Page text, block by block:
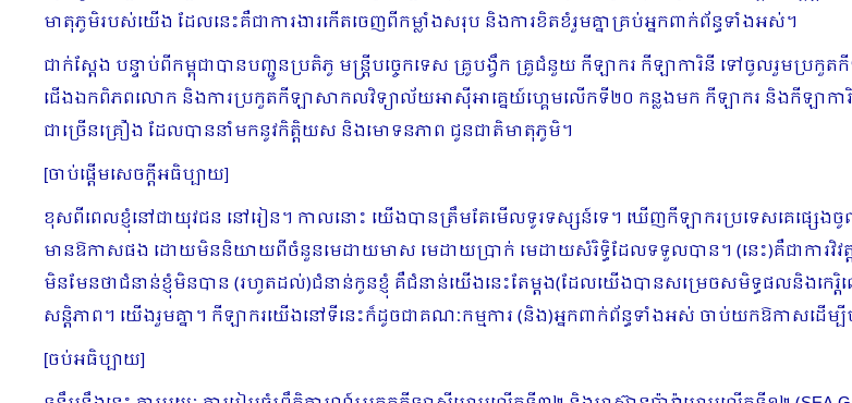
មាតុភូមិរបស់យើង ដែលនេះគឺជាការងារកើតចេញពីកម្លាំងសរុប និងការខិតខំរួមគ្នាគ្រប់អ្នកពាក់ព័ន្ធទាំងអស់។
ជាក់ស្តែង បន្ទាប់ពីកម្ពុជាបានបញ្ជូនប្រតិភូ មន្ត្រីបច្ចេកទេស គ្រូបង្វឹក គ្រូជំនួយ កីឡាករ កីឡាការិនី ទៅចូលរួមប្រ
ជើងឯកពិភពលោក និងការប្រកួតកីឡាសាកលវិទ្យាល័យអាស៊ីអាគ្នេយ៍ហ្គេមលើកទី២០ កន្លងមក កីឡាករ និងកីឡាកា
ជាច្រើនគ្រឿង ដែលបាននាំមកនូវកិត្ដិយស និងមោទនភាព ជូនជាតិមាតុភូមិ។
[ចាប់ផ្ដើមសេចក្តីអធិប្បាយ]
ខុសពីពេលខ្ញុំនៅជាយុវជន នៅរៀន។ កាលនោះ យើងបានត្រឹមតែមើលទូរទស្សន៍ទេ។ ឃើញកីឡាករប្រទេសគេផ្ស
មានឱកាសផង ដោយមិននិយាយពីចំនួនមេដាយមាស មេដាយប្រាក់ មេដាយសំរិទ្ធិដែលទទួលបាន។ (នេះ)គឺជាការ
មិនមែនថាជំនាន់ខ្ញុំមិនបាន (រហូតដល់)ជំនាន់កូនខ្ញុំ គឺជំនាន់យើងនេះតែម្ដង(ដែលយើងបានសម្រេចសមិទ្ធផលនិងកេ
សន្តិភាព។ យើងរួមគ្នា។ កីឡាករយើងនៅទីនេះក៏ដូចជាគណៈកម្មការ (និង)អ្នកពាក់ព័ន្ធទាំងអស់ ចាប់យកឱកាសដើម្
[ចប់អធិប្បាយ]